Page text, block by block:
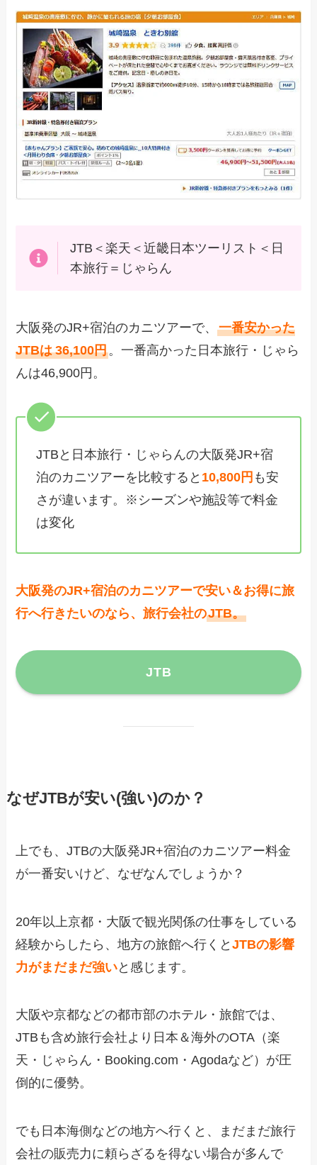
JTB＜楽天＜近畿日本ツーリスト＜日
本旅行＝じゃらん
大阪発のJR+宿泊のカニツアーで、一番安かった
JTBは 36,100円。一番高かった日本旅行・じゃら
んは46,900円。
JTBと日本旅行・じゃらんの大阪発JR+宿
泊のカニツアーを比較すると 10,800円 も安
さが違います。※シーズンや施設等で料金
は変化
大阪発のJR+宿泊のカニツアーで安い＆お得に旅
行へ行きたいのなら、旅行会社のJTB。
JTB
なぜJTBが安い(強い)のか？
上でも、JTBの大阪発JR+宿泊のカニツアー料金
が一番安いけど、なぜなんでしょうか？
20年以上京都・大阪で観光関係の仕事をしている
経験からしたら、地方の旅館へ行くとJTBの影響
力がまだまだ強いと感じます。
大阪や京都などの都市部のホテル・旅館では、
JTBも含め旅行会社より日本＆海外のOTA（楽
天・じゃらん・Booking.com・Agodaなど）が圧
倒的に優勢。
でも日本海側などの地方へ行くと、まだまだ旅行
会社の販売力に頼らざるを得ない場合が多んで